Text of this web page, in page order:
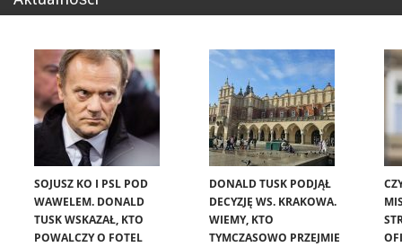
SOJUSZ KO I PSL POD
WAWELEM. DONALD
TUSK WSKAZAŁ, KTO
POWALCZY O FOTEL
DONALD TUSK PODJĄŁ
DECYZJĘ WS. KRAKOWA.
WIEMY, KTO
TYMCZASOWO PRZEJMIE